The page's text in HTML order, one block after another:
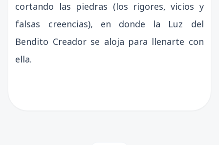
cortando las piedras (los rigores, vicios y
falsas creencias), en donde la Luz del
Bendito Creador se aloja para llenarte con
ella.